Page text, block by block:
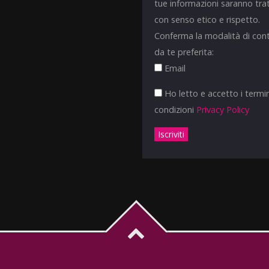
tue informazioni saranno
con senso etico e rispetto.
Conferma la modalità di
da te preferita:
Email
Ho letto e accetto i
condizioni Privacy Policy